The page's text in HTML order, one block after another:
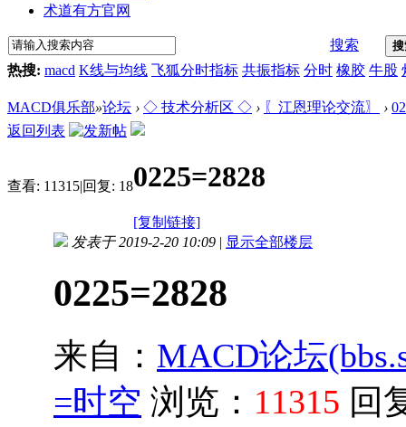
术道有方官网
搜索
热搜: macd K线与均线 飞狐分时指标 共振指标 分时 橡胶 牛股
MACD俱乐部»论坛 › ◇ 技术分析区 ◇ › 〖江恩理论交流〗 ›
返回列表
查看: 11315|回复: 180225=2828
[复制链接]
发表于 2019-2-20 10:09 | 显示全部楼层
0225=2828
来自： MACD论坛
=时空 浏览： 11315 回